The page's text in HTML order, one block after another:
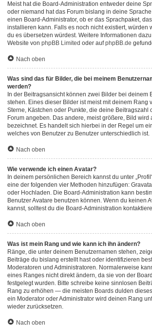
Meist hat die Board-Administration entweder deine
oder niemand hat das Forum bislang in deine
einen Board-Administrator, ob er das Sprachpaket,
installieren kann. Falls es noch nicht existiert, würden
du es übersetzen würdest. Weitere Informationen
Website von phpBB Limited oder aufphpBB.de
Nach oben
Was sind das für Bilder, die bei meinem
werden?
In der Beitragsansicht können zwei Bilder bei deinem
stehen. Eines dieser Bilder ist meist mit deinem Rang
Sterne, Kästchen oder Punkte, die deine Beitragszahl
Forum angeben. Das andere, meist größere, Bild wird
bezeichnet. Es handelt sich hierbei in der Regel um
welches von Benutzer zu Benutzer unterschiedlich ist.
Nach oben
Wie verwende ich einen Avatar?
In deinem persönlichen Bereich kannst du unter
eine der folgenden vier Methoden hinzufügen:
oder Hochladen. Die Board-Administration kann
Benutzer Avatare benutzen können. Wenn du keinen
kannst, solltest du die Board-Administration
Nach oben
Was ist mein Rang und wie kann ich ihn ändern?
Ränge, die unter deinem Benutzernamen stehen,
Beiträge du bislang erstellt hast oder identifizieren
Moderatoren und Administratoren. Normalerweise
eines Ranges nicht direkt ändern, da sie von der
festgelegt wurden. Bitte schreibe keine sinnlosen
Rang zu erhöhen — die meisten Boards dulden
ein Moderator oder Administrator wird deinen Rang
wieder zurücksetzen.
Nach oben